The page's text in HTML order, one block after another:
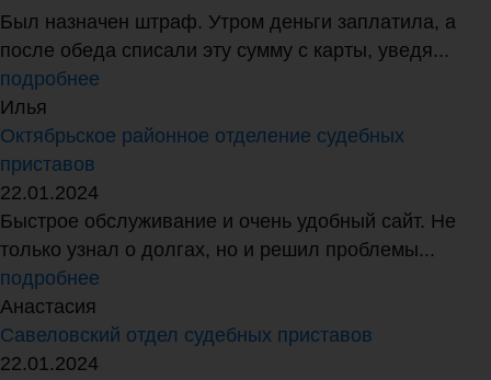
Был назначен штраф. Утром деньги заплатила, а
после обеда списали эту сумму с карты, уведя...
подробнее
Илья
Октябрьское районное отделение судебных
приставов
22.01.2024
Быстрое обслуживание и очень удобный сайт. Не
только узнал о долгах, но и решил проблемы...
подробнее
Анастасия
Савеловский отдел судебных приставов
22.01.2024